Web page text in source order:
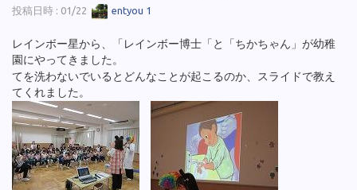
投稿日時 : 01/22 entyou 1
レインボー星から、「レインボー博士「と「ちかちゃん」が幼稚
園にやってきました。
てを洗わないでいるとどんなことが起こるのか、スライドで教え
てくれました。